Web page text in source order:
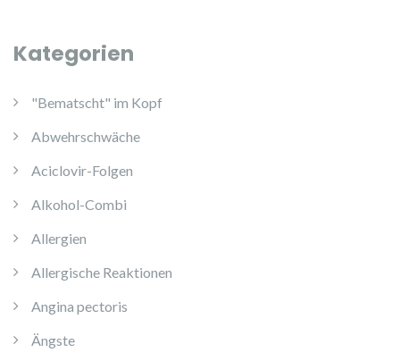
Kategorien
"Bematscht" im Kopf
Abwehrschwäche
Aciclovir-Folgen
Alkohol-Combi
Allergien
Allergische Reaktionen
Angina pectoris
Ängste